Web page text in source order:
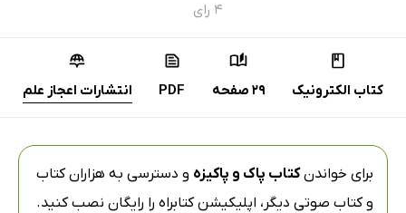
۴ رای
کتاب الکترونیک 29 صفحه PDF انتشارات اعجاز علم
برای خواندنکتاب پاک و پاکیزه و دسترسی به هزاران کتاب
و کتاب صوتی دیگر، اپلیکیشن کتابراه را رایگان نصب کنید.